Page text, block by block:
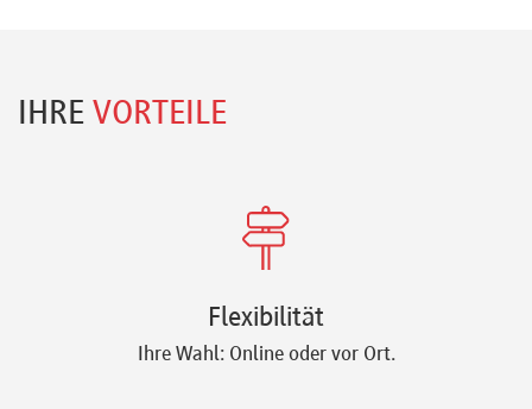
IHRE VORTEILE
Flexibilität
Ihre Wahl: Online oder vor Ort.